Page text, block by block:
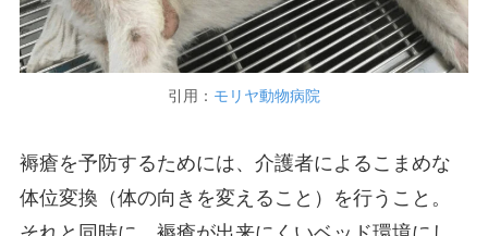
引用： モリヤ動物病院
褥瘡を予防するためには、介護者によるこまめな
体位変換（体の向きを変えること）を行うこと。